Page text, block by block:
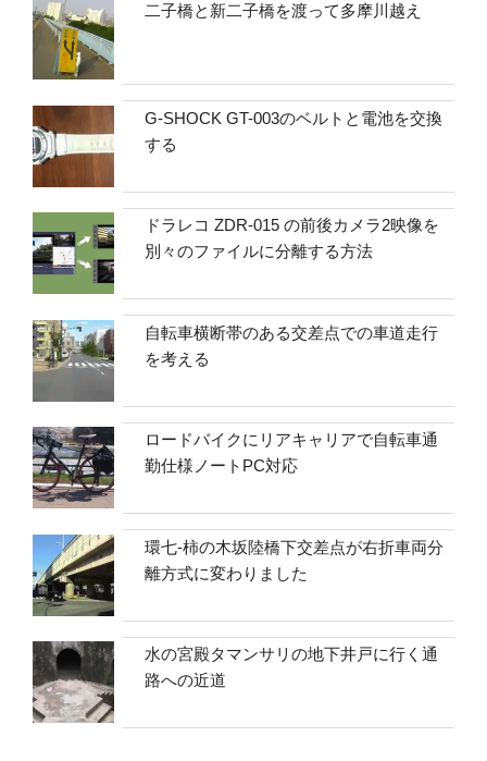
二子橋と新二子橋を渡って多摩川越え
G-SHOCK GT-003のベルトと電池を交換
する
ドラレコ ZDR-015 の前後カメラ2映像を
別々のファイルに分離する方法
自転車横断帯のある交差点での車道走行
を考える
ロードバイクにリアキャリアで自転車通
勤仕様ノートPC対応
環七-柿の木坂陸橋下交差点が右折車両分
離方式に変わりました
水の宮殿タマンサリの地下井戸に行く通
路への近道